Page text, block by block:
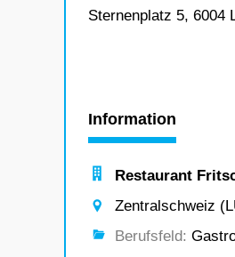
Sternenplatz 5, 6004
Information
Restaurant
Zentralschweiz
Berufsfeld: